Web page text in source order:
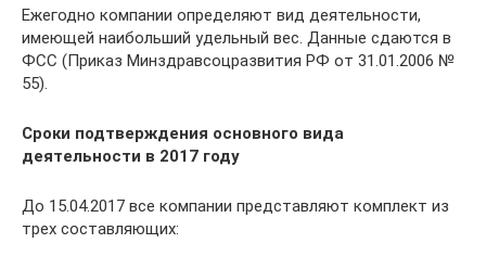
Ежегодно компании определяют вид деятельности,
имеющей наибольший удельный вес. Данные сдаются в
ФСС (Приказ Минздравсоцразвития РФ от 31.01.2006 №
55).
Сроки подтверждения основного вида
деятельности в 2017 году
До 15.04.2017 все компании представляют комплект из
трех составляющих: